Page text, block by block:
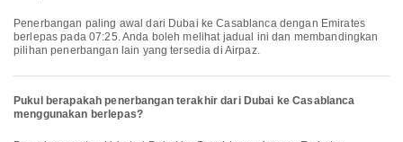
Penerbangan paling awal dari Dubai ke Casablanca dengan Emirates
berlepas pada 07:25. Anda boleh melihat jadual ini dan membandingkan
pilihan penerbangan lain yang tersedia di Airpaz.
Pukul berapakah penerbangan terakhir dari Dubai ke Casablanca
menggunakan berlepas?